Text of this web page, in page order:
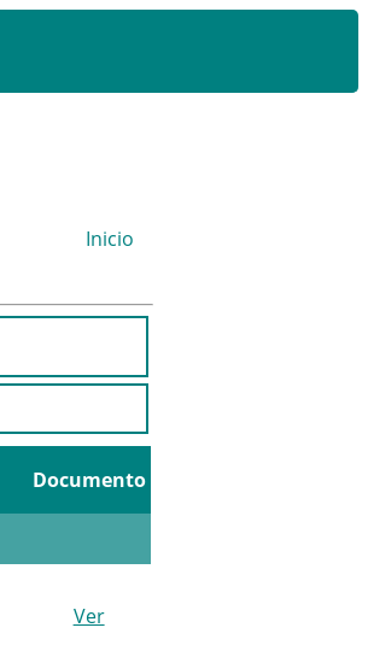
Inicio
Documento
Ver